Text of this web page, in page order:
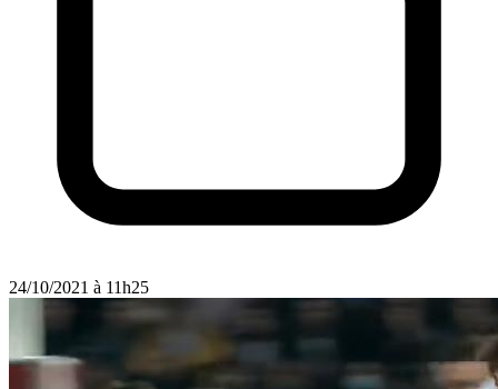
24/10/2021 à 11h25